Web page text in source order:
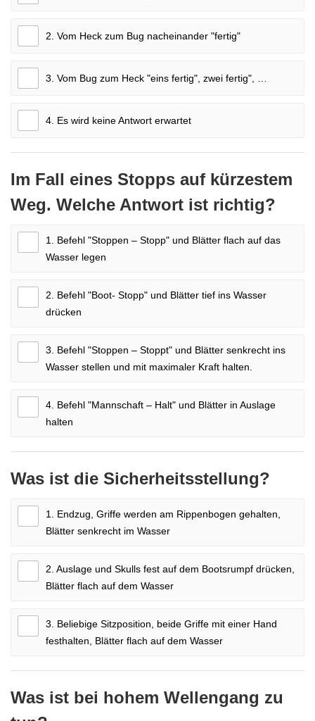
2. Vom Heck zum Bug nacheinander "fertig"
3. Vom Bug zum Heck "eins fertig", zwei fertig", …
4. Es wird keine Antwort erwartet
Im Fall eines Stopps auf kürzestem
Weg. Welche Antwort ist richtig?
1. Befehl "Stoppen – Stopp" und Blätter flach auf das
Wasser legen
2. Befehl "Boot- Stopp" und Blätter tief ins Wasser
drücken
3. Befehl "Stoppen – Stoppt" und Blätter senkrecht ins
Wasser stellen und mit maximaler Kraft halten.
4. Befehl "Mannschaft – Halt" und Blätter in Auslage
halten
Was ist die Sicherheitsstellung?
1. Endzug, Griffe werden am Rippenbogen gehalten,
Blätter senkrecht im Wasser
2. Auslage und Skulls fest auf dem Bootsrumpf drücken,
Blätter flach auf dem Wasser
3. Beliebige Sitzposition, beide Griffe mit einer Hand
festhalten, Blätter flach auf dem Wasser
Was ist bei hohem Wellengang zu